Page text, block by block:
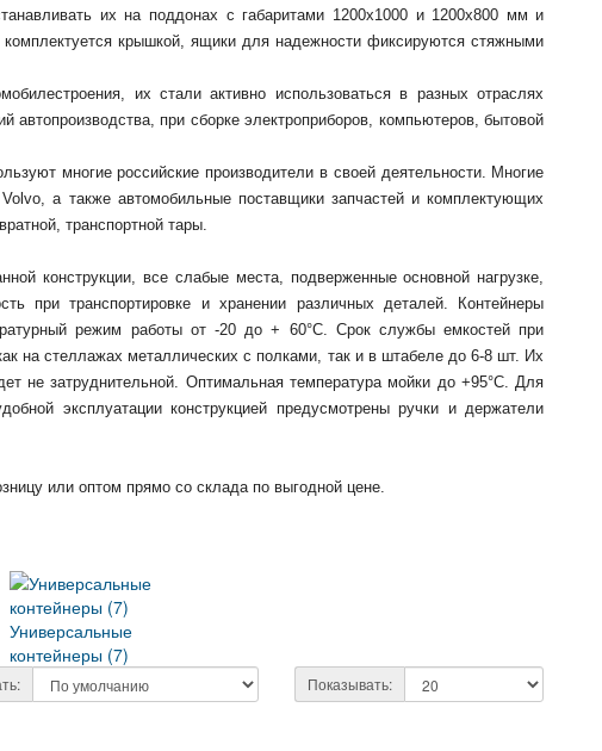
их на поддонах с габаритами 1200х1000 и 1200х800 мм и
крышкой, ящики для надежности фиксируются стяжными
их стали активно использоваться в разных отраслях
при сборке электроприборов, компьютеров, бытовой
многие российские производители в своей деятельности. Многие
а также автомобильные поставщики запчастей икомплектующих
транспортной тары.
конструкции, все слабые места, подверженные основной нагрузке,
при транспортировке и хранении различных деталей. Контейнеры
режим работы от -20 до + 60°С. Срок службы емкостей при
на стеллажах металлических с полками, так и в штабеле до 6-8 шт. Их
не затруднительной. Оптимальная температура мойки до +95°С. Для
эксплуатации конструкцией предусмотрены ручки и держатели
или оптом прямо со склада по выгодной цене.
Универсальные
контейнеры (7)
Показывать: